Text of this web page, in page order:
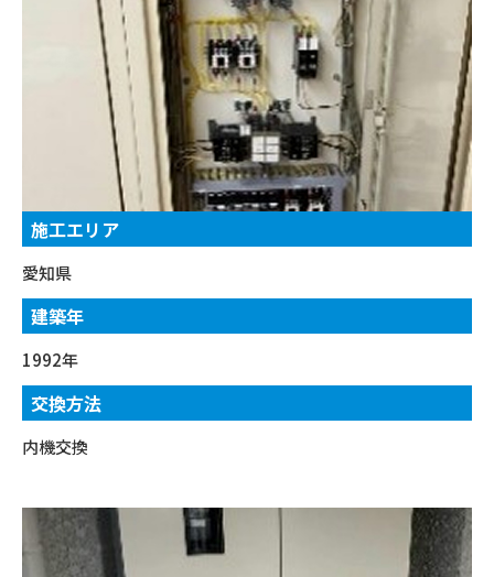
施工エリア
愛知県
建築年
1992年
交換方法
内機交換